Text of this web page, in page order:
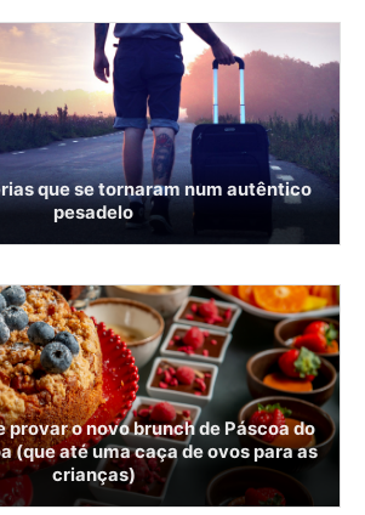
que se tornaram num autêntico
pesadelo
provar o novo brunch de Páscoa do
(que até uma caça de ovos para as
crianças)